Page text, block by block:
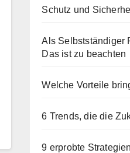
Schutz und
Als Selbstständiger
Das ist zu beachten
Welche Vorteile
6 Trends, die die
9 erprobte